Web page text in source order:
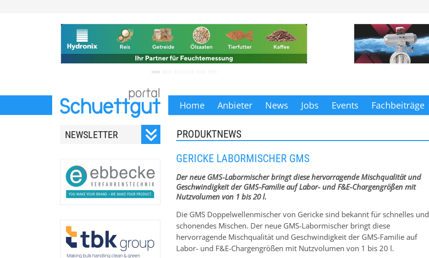
Home Anbieter News Jobs Events Fachbeiträge
NEWSLETTER
Newsletter.
Ihre Adresse wird nicht an
Dritte weitergegeben.
Zu unseren Datenschutz-
Bestimmungen.
PRODUKTNEWS
GERICKE LABORMISCHER GMS
Der neue GMS-Labormischer bringt diese hervorragende Mischqualität und
Geschwindigkeit der GMS-Familie auf Labor- und F&E-Chargengrößen mit
Nutzvolumen von 1 bis 20 l.
Die GMS Doppelwellenmischer von Gericke sind bekannt für schnelles und
schonendes Mischen. Der neue GMS-Labormischer bringt diese
hervorragende Mischqualität und Geschwindigkeit der GMS-Familie auf
Labor- und F&E-Chargengrößen mit Nutzvolumen von 1 bis 20 l.